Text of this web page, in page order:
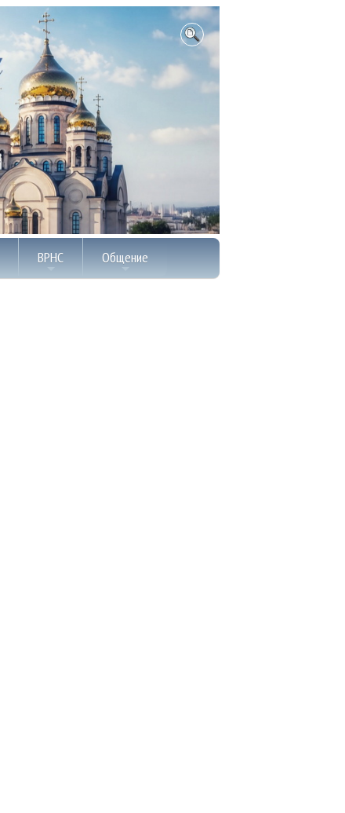
ВРНС Общение